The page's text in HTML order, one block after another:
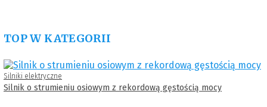
TOP W KATEGORII
Silniki elektryczne
Silnik o strumieniu osiowym z rekordową gęstością mocy